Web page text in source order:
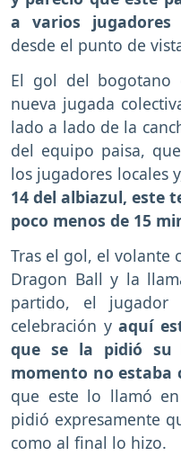
a varios jugadores
desde el punto de
El gol del bogotano
nueva jugada
lado a lado de la
del equipo paisa,
los jugadores locales
14 del albiazul, este
poco menos de 15
Tras el gol, el volante
Dragon Ball y la
partido, el jugador
celebración y aquí
que se la pidió su
momento no estaba
que este lo llamó
pidió expresamente
como al final lo hizo.